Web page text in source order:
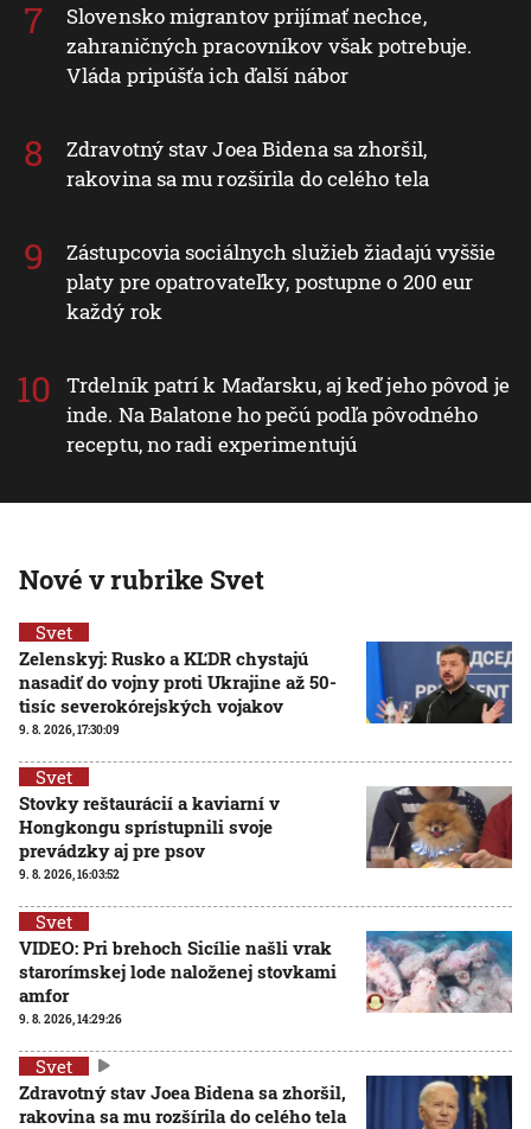
Slovensko migrantov prijímať nechce,
zahraničných pracovníkov však potrebuje.
Vláda pripúšťa ich ďalší nábor
Zdravotný stav Joea Bidena sa zhoršil,
rakovina sa mu rozšírila do celého tela
Zástupcovia sociálnych služieb žiadajú vyššie
platy pre opatrovateľky, postupne o 200 eur
každý rok
Trdelník patrí k Maďarsku, aj keď jeho pôvod je
inde. Na Balatone ho pečú podľa pôvodného
receptu, no radi experimentujú
Nové v rubrike Svet
Svet
Zelenskyj: Rusko a KĽDR chystajú
nasadiť do vojny proti Ukrajine až 50-
tisíc severokórejských vojakov
9. 8. 2026, 17:30:09
Svet
Stovky reštaurácií a kaviarní v
Hongkongu sprístupnili svoje
prevádzky aj pre psov
9. 8. 2026, 16:03:52
Svet
VIDEO: Pri brehoch Sicílie našli vrak
starorímskej lode naloženej stovkami
amfor
9. 8. 2026, 14:29:26
Svet
Zdravotný stav Joea Bidena sa zhoršil,
rakovina sa mu rozšírila do celého tela